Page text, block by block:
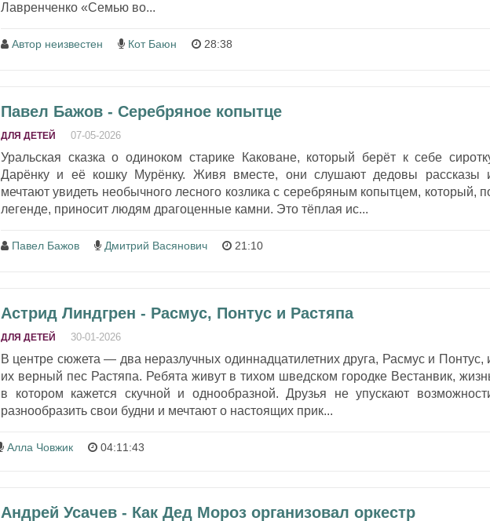
Лавренченко «Семью во...
Автор неизвестен Кот Баюн 28:38
Павел Бажов - Серебряное копытце
ДЛЯ ДЕТЕЙ 07-05-2026
Уральская сказка о одиноком старике Каковане, который берёт к себе
Дарёнку и её кошку Мурёнку. Живя вместе, они слушают дедовы рассказы
мечтают увидеть необычного лесного козлика с серебряным копытцем, который,
легенде, приносит людям драгоценные камни. Это тёплая ис...
Павел Бажов Дмитрий Васянович 21:10
Астрид Линдгрен - Расмус, Понтус и Растяпа
ДЛЯ ДЕТЕЙ 30-01-2026
В центре сюжета — два неразлучных одиннадцатилетних друга, Расмус и Понтус,
их верный пес Растяпа. Ребята живут в тихом шведском городке Вестанвик,
в котором кажется скучной и однообразной. Друзья не упускают
разнообразить свои будни и мечтают о настоящих прик...
Алла Човжик 04:11:43
Андрей Усачев - Как Дед Мороз организовал оркестр